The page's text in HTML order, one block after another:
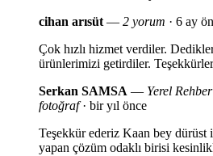
cihan arısüt— 2 yorum · 6 ay
Çok hızlı hizmet verdiler.
ürünlerimizi getirdiler.
Serkan SAMSA — Yerel
fotoğraf· bir yıl önce
Teşekkür ederiz Kaan bey
yapan çözüm odaklı birisi